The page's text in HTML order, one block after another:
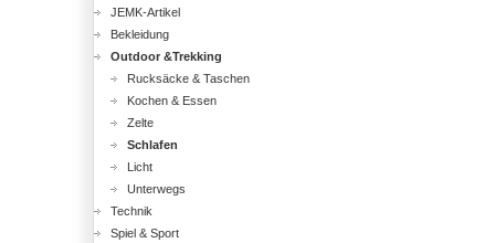
JEMK-Artikel
Bekleidung
Outdoor &Trekking
Rucksäcke & Taschen
Kochen & Essen
Zelte
Schlafen
Licht
Unterwegs
Technik
Spiel & Sport